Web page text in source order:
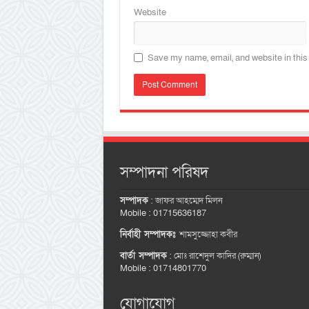
Website
Save my name, email, and website in
সম্পাদনা পরিষদ
সম্পাদক:জাফর আহম্মেদ মিলন
Mobile : 01715636187
নির্বাহী সম্পাদকঃশামসুজ্জোহা কবীর
বার্তা সম্পাদক: মোঃ রাশেদুল কাদির (রুম্মান)
Mobile : 01714801770
যোগাযোগ